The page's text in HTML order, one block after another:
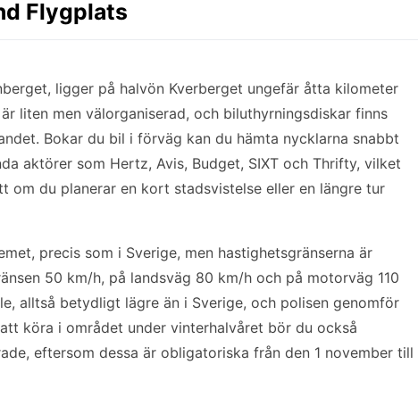
Flygplats
ligger på halvön Kverberget ungefär åtta kilometer
liten men välorganiserad, och biluthyrningsdiskar finns
Bokar du bil i förväg kan du hämta nycklarna snabbt
aktörer som Hertz, Avis, Budget, SIXT och Thrifty, vilket
du planerar en kort stadsvistelse eller en längre tur
precis som i Sverige, men hastighetsgränserna är
50 km/h, på landsväg 80 km/h och på motorväg 110
alltså betydligt lägre än i Sverige, och polisen genomför
köra i området under vinterhalvåret bör du också
eftersom dessa är obligatoriska från den 1 november till